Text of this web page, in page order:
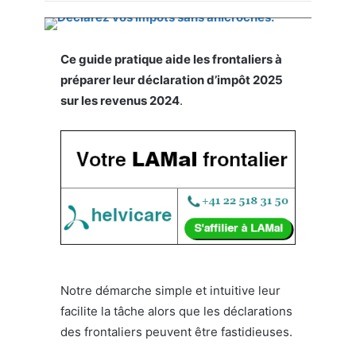
Ce guide pratique aide les frontaliers à
préparer leur déclaration d’impôt 2025
sur les revenus 2024.
Notre démarche simple et intuitive leur
facilite la tâche alors que les déclarations
des frontaliers peuvent être fastidieuses.